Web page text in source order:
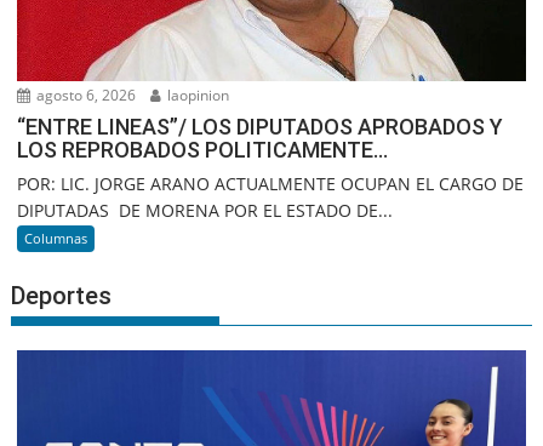
agosto 6, 2026 laopinion
“ENTRE LINEAS”/ LOS DIPUTADOS APROBADOS Y
LOS REPROBADOS POLITICAMENTE…
POR: LIC. JORGE ARANO ACTUALMENTE OCUPAN EL CARGO DE
DIPUTADAS DE MORENA POR EL ESTADO DE...
Columnas
Deportes